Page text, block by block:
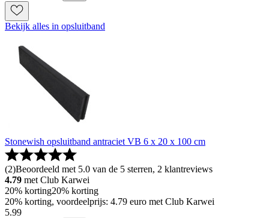
Bekijk alles in opsluitband
Stonewish opsluitband antraciet VB 6 x 20 x 100 cm
(2)Beoordeeld met 5.0 van de 5 sterren, 2 klantreviews
4.79 met Club Karwei
20% korting20% korting
20% korting, voordeelprijs: 4.79 euro met Club Karwei
5.99